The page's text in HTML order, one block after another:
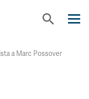
search
a Marc Possover